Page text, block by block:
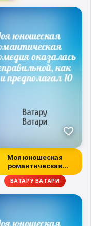
Моя юношеская
романтическая
комедия оказалась
непр...
ВАТАРУ ВАТАРИ